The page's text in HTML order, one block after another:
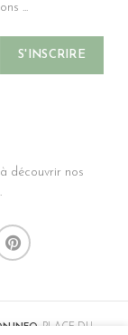
...
découvrir nos
. PLACE DU